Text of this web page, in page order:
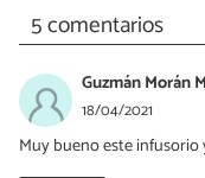
5 comentarios
Guzmán Morán
18/04/2021
Muy bueno este infusorio